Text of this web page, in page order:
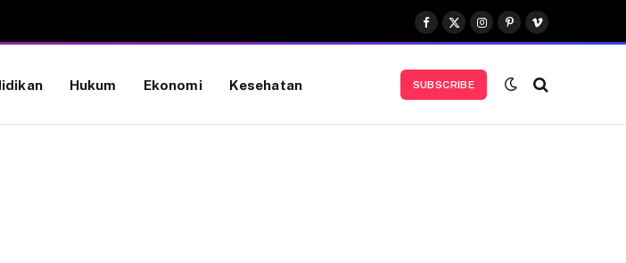
Facebook
X
(Twitter)
Instagram
Pinterest
Vimeo
Hukum Ekonomi Kesehatan SUBSCRIBE